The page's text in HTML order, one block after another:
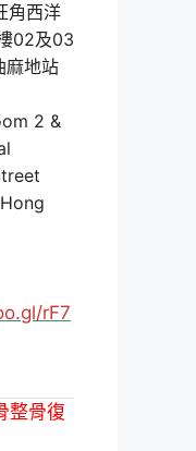
角西洋
02及03
麻地站
2 &
rF7
整骨復